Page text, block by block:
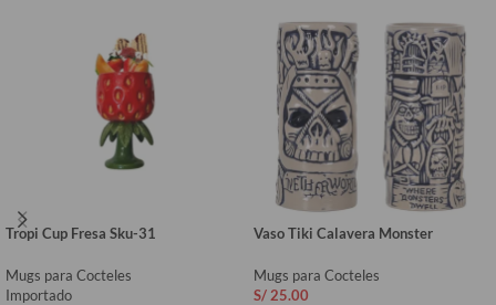
Tropi Cup Fresa Sku-31
Mugs para Cocteles
Importado
Vaso Tiki Calavera Monster
Mugs para Cocteles
S/ 25.00